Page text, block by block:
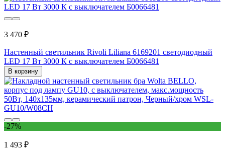
3 470 ₽
Настенный светильник Rivoli Liliana 6169201 светодиодный
LED 17 Вт 3000 К с выключателем Б0066481
В корзину
-27%
1 493 ₽